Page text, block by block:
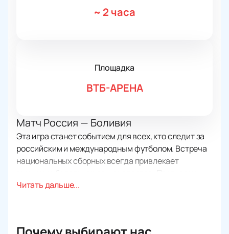
~ 2 часа
Площадка
ВТБ-АРЕНА
Матч Россия — Боливия
Эта игра станет событием для всех, кто следит за
российским и международным футболом. Встреча
национальных сборных всегда привлекает
матч основывается на опыте игроков и стремлении
Читать дальше...